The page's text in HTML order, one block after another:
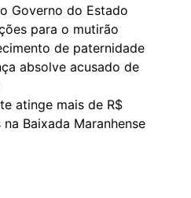
Governo do Estado
para o mutirão
de paternidade
absolve acusado de
atinge mais de R$
Baixada Maranhense